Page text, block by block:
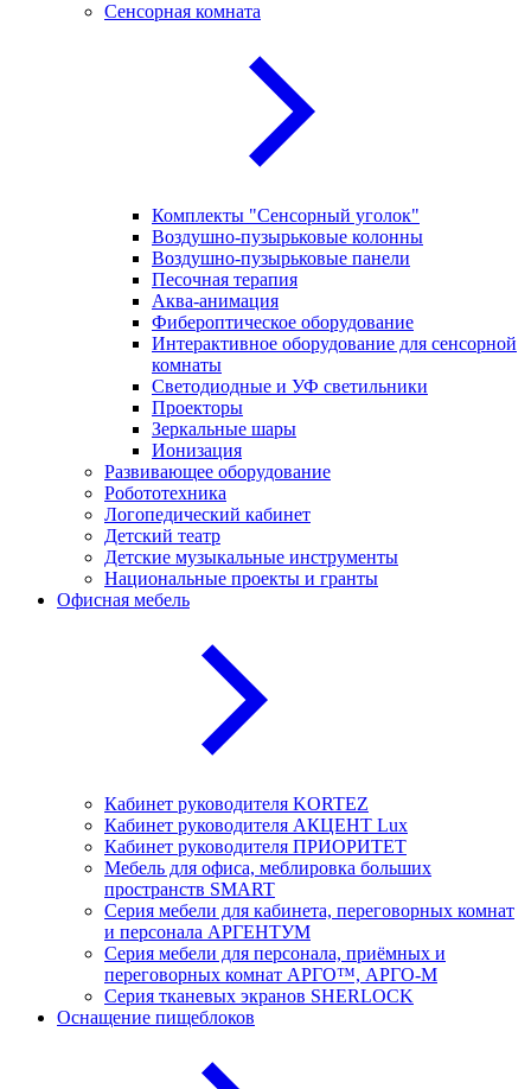
Сенсорная комната
Комплекты "Сенсорный уголок"
Воздушно-пузырьковые колонны
Воздушно-пузырьковые панели
Песочная терапия
Аква-анимация
Фибероптическое оборудование
Интерактивное оборудование для сенсорной
комнаты
Светодиодные и УФ светильники
Проекторы
Зеркальные шары
Ионизация
Развивающее оборудование
Робототехника
Логопедический кабинет
Детский театр
Детские музыкальные инструменты
Национальные проекты и гранты
Офисная мебель
Кабинет руководителя KORTEZ
Кабинет руководителя АКЦЕНТ Lux
Кабинет руководителя ПРИОРИТЕТ
Мебель для офиса, меблировка больших
пространств SMART
Серия мебели для кабинета, переговорных комнат
и персонала АРГЕНТУМ
Серия мебели для персонала, приёмных и
переговорных комнат АРГО™, АРГО-М
Серия тканевых экранов SHERLOCK
Оснащение пищеблоков